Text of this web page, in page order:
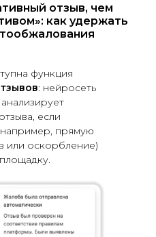
отзыв, чем
как удержать
функция
: нейросеть
если
прямую
или оскорбление)